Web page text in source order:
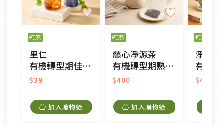
不適用七天鑑賞期商品：
以數位或電磁紀錄形式儲存之商品、易於變質或損壞
之商品、以及性質上無法或不適合退換之商品：如
CD、VCD、DVD、電腦軟體，若產品瑕疵無法讀取僅
接受原片換新。
衣飾鞋類-如T恤，如於送達後水洗或污損者。
美容保養用品、內衣褲、襪子、口罩等私人消耗性產
內衣褲、襪子、口罩個人衛生用品除商品本身有瑕疵
外,依據《通訊交易解除權合理例外情事適用準
純素
里仁
有機轉型期佳葉龍茶
$39
加入購物籃
純素
慈心淨源茶
有機轉型期熟香平面茶包
$400
加入購物籃
純素
淨源
有機轉型
$400